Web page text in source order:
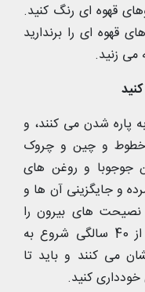
قهوه ای رنگ کنید.
قهوه ای را برندارید
می زنید.
به پاره شدن می کنند، و
خطوط و چین و چروک
جوجوبا و روغن های
و جایگزینی آن ها و
های بیرون را
نادیده نگیرید. بیشتر خانم ها بعد از 40 سالگی شروع به
می کنند و باید تا
خودداری کنید.